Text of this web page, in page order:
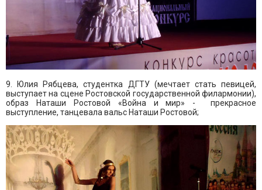
9. Юлия Рябцева, студентка ДГТУ (мечтает стать певицей,
выступает на сцене Ростовской государственной филармонии),
образ Наташи Ростовой «Война и мир» - прекрасное
выступление, танцевала вальс Наташи Ростовой;